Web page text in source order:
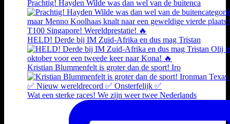
Prachtig! Hayden Wilde was dan wel van de buitenca
HELD! Derde bij IM Zuid-Afrika en dus mag Tristan
Kristian Blummenfelt is groter dan de sport! Iro
Wat een sterke races! We zijn weer twee Nederlands